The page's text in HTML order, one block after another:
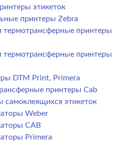
этикеток
принтеры Zebra
термотрансферные принтеры
термотрансферные принтеры
DTM Print, Primera
принтеры Cab
самоклеящихся этикеток
Weber
CAB
Primera